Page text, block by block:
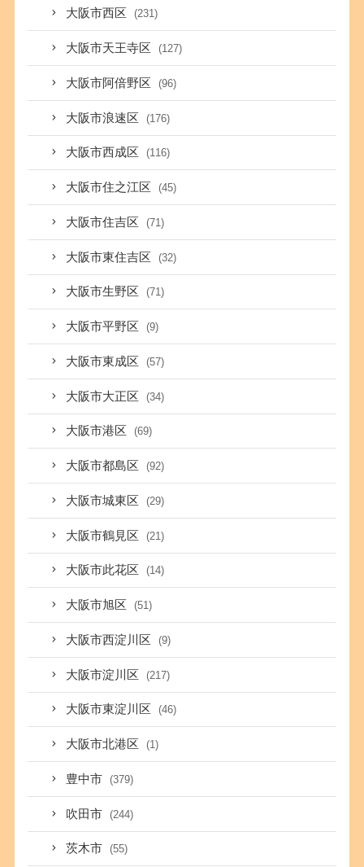
大阪市西区 (231)
大阪市天王寺区 (127)
大阪市阿倍野区 (96)
大阪市浪速区 (176)
大阪市西成区 (116)
大阪市住之江区 (45)
大阪市住吉区 (71)
大阪市東住吉区 (32)
大阪市生野区 (71)
大阪市平野区 (9)
大阪市東成区 (57)
大阪市大正区 (34)
大阪市港区 (69)
大阪市都島区 (92)
大阪市城東区 (29)
大阪市鶴見区 (21)
大阪市此花区 (14)
大阪市旭区 (51)
大阪市西淀川区 (9)
大阪市淀川区 (217)
大阪市東淀川区 (46)
大阪市北港区 (1)
豊中市 (379)
吹田市 (244)
茨木市 (55)